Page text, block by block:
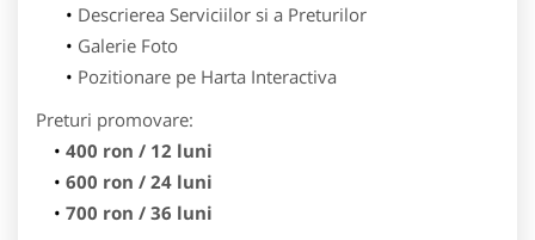
Descrierea Serviciilor si a Preturilor
Galerie Foto
Pozitionare pe Harta Interactiva
Preturi promovare:
400 ron / 12 luni
600 ron / 24 luni
700 ron / 36 luni